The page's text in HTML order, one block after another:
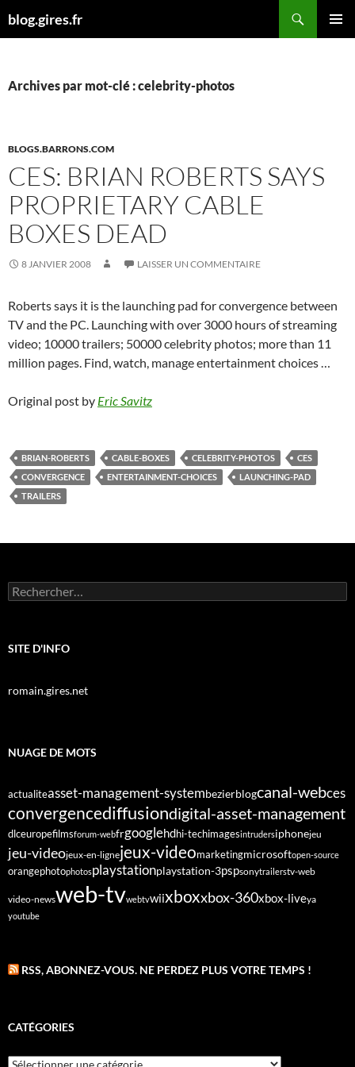
aublog.gires.fr
Archives par mot-clé : celebrity-photos
BLOGS.BARRONS.COM
CES: BRIAN ROBERTS SAYS
PROPRIETARY CABLE
BOXES DEAD
8 JANVIER 2008 LAISSER UN COMMENTAIRE
Roberts says it is the launching pad for convergence between
TV and the PC. Launching with over 3000 hours of streaming
video; 10000 trailers; 50000 celebrity photos; more than 11
million pages. Find, watch, manage entertainment choices …
Original post by Eric Savitz
BRIAN-ROBERTS CABLE-BOXES CELEBRITY-PHOTOS
CES
CONVERGENCE
ENTERTAINMENT-CHOICES
LAUNCHING-PAD
TRAILERS
Rechercher :
SITE D'INFO
romain.gires.net
NUAGE DE MOTS
actualiteasset-management-systembezierblogcanal-webces
convergencediffusiondigital-asset-management
dlceuropefilmsforum-webfrgooglehdhi-techimagesintrudersiphonejeu
jeu-videojeux-en-lignejeux-videomarketingmicrosoftopen-source
orangephotophotosplaystationplaystation-3pspsonytrailerstv-web
video-newsweb-tvwebtvwiixboxxbox-360xbox-liveya
youtube
RSS, ABONNEZ-VOUS. NE PERDEZ PLUS VOTRE TEMPS !
CATÉGORIES
Catégories